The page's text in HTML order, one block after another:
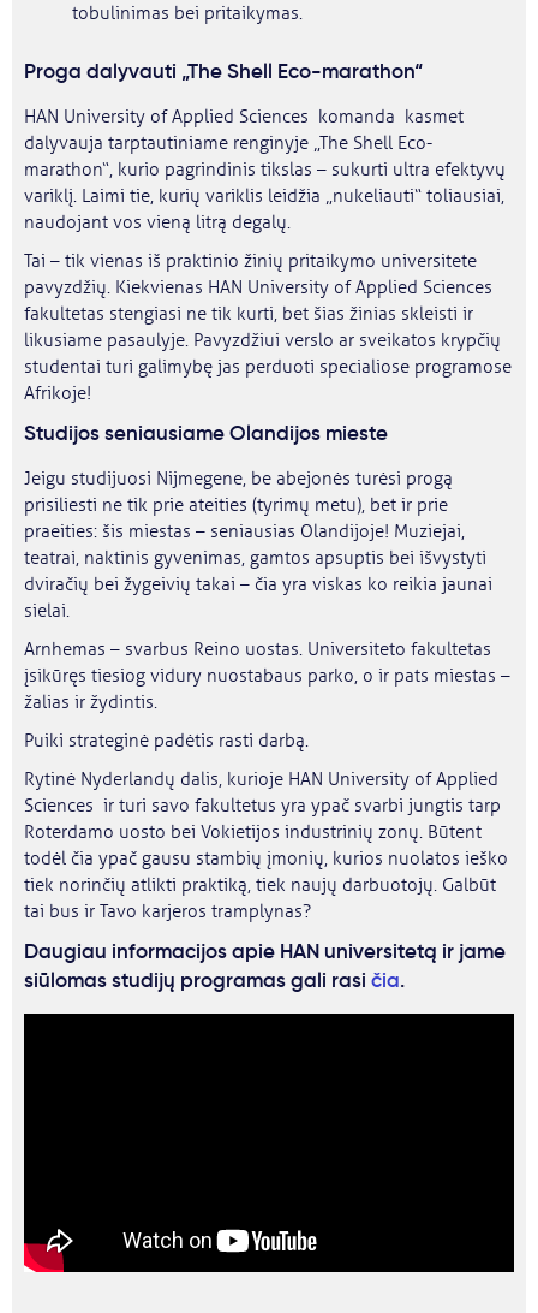
tobulinimas bei pritaikymas.
Proga dalyvauti „The Shell Eco-marathon“
HAN University of Applied Sciences komanda kasmet
dalyvauja tarptautiniame renginyje „The Shell Eco-
marathon“, kurio pagrindinis tikslas – sukurti ultra efektyvų
variklį. Laimi tie, kurių variklis leidžia „nukeliauti“ toliausiai,
naudojant vos vieną litrą degalų.
Tai – tik vienas iš praktinio žinių pritaikymo universitete
pavyzdžių. Kiekvienas HAN University of Applied Sciences
fakultetas stengiasi ne tik kurti, bet šias žinias skleisti ir
likusiame pasaulyje. Pavyzdžiui verslo ar sveikatos krypčių
studentai turi galimybę jas perduoti specialiose programose
Afrikoje!
Studijos seniausiame Olandijos mieste
Jeigu studijuosi Nijmegene, be abejonės turėsi progą
prisiliesti ne tik prie ateities (tyrimų metu), bet ir prie
praeities: šis miestas – seniausias Olandijoje! Muziejai,
teatrai, naktinis gyvenimas, gamtos apsuptis bei išvystyti
dviračių bei žygeivių takai – čia yra viskas ko reikia jaunai
sielai.
Arnhemas – svarbus Reino uostas. Universiteto fakultetas
įsikūręs tiesiog vidury nuostabaus parko, o ir pats miestas –
žalias ir žydintis.
Puiki strateginė padėtis rasti darbą.
Rytinė Nyderlandų dalis, kurioje HAN University of Applied
Sciences ir turi savo fakultetus yra ypač svarbi jungtis tarp
Roterdamo uosto bei Vokietijos industrinių zonų. Būtent
todėl čia ypač gausu stambių įmonių, kurios nuolatos ieško
tiek norinčių atlikti praktiką, tiek naujų darbuotojų. Galbūt
tai bus ir Tavo karjeros tramplynas?
Daugiau informacijos apie HAN universitetą ir jame
siūlomas studijų programas gali rasi čia.